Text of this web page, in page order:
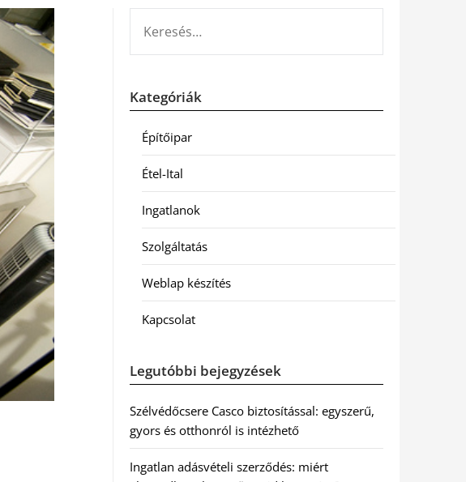
Kategóriák
Építőipar
Étel-Ital
Ingatlanok
Szolgáltatás
Weblap készítés
Kapcsolat
Legutóbbi bejegyzések
Szélvédőcsere Casco biztosítással: egyszerű,
gyors és otthonról is intézhető
Ingatlan adásvételi szerződés: miért